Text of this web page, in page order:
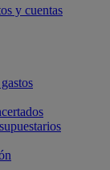
y cuentas